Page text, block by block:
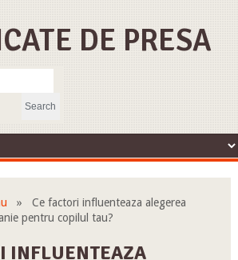
DE PRESA
» Ce factori influenteaza alegerea
pentru copilul tau?
INFLUENTEAZA